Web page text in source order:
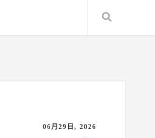
06月29日, 2026